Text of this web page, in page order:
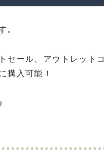
。
セール、アウトレットコ
購入可能！